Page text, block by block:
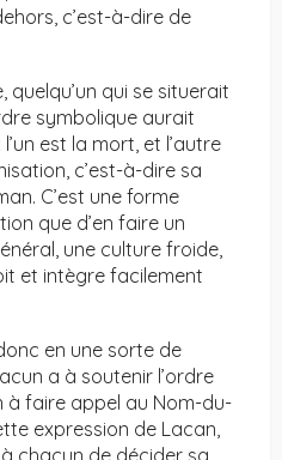
c’est-à-dire de
qui se situerait
symbolique aurait
est la mort, et l’autre
c’est-à-dire sa
C’est une forme
que d’en faire un
une culture froide,
et intègre facilement
en une sorte de
a à soutenir l’ordre
à faire appel au Nom-du-
expression de Lacan,